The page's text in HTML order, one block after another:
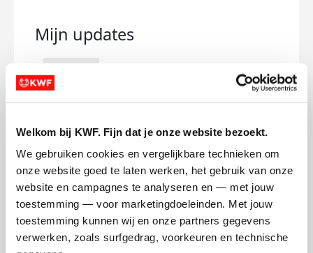
Welkom bij KWF. Fijn dat je onze website bezoekt.
We gebruiken cookies en vergelijkbare technieken om
onze website goed te laten werken, het gebruik van onze
website en campagnes te analyseren en — met jouw
toestemming — voor marketingdoeleinden. Met jouw
toestemming kunnen wij en onze partners gegevens
verwerken, zoals surfgedrag, voorkeuren en technische
Mijn updates
We hebben vandaag binnen een uur 5.016
traptreden gelopen met zijn vieren voor
KWF!
Deel op